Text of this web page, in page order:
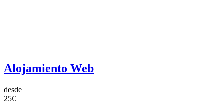
Alojamiento Web
desde
25€